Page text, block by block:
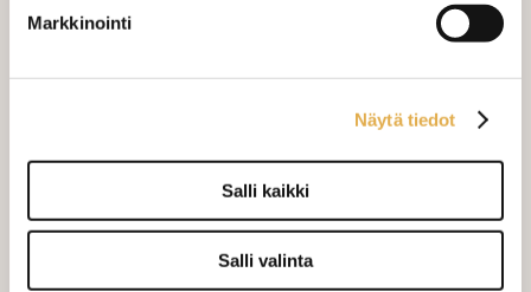
Markkinointi
Näytä tiedot
Salli kaikki
Salli valinta
Verho wavenauhalla, leveys 150
cm
+ 28,00 €
mittaamiseen ja kankaan menekin
laskukaavion. Ompelutyön toimitusaika
on noin 1,5 viikkoa. Jos haluat
ommeltavan jotain muuta niin ota
yhteyttä kangaskeskus@elisanet.fi